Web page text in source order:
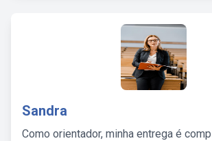
Sandra
Como orientador, minha entrega é